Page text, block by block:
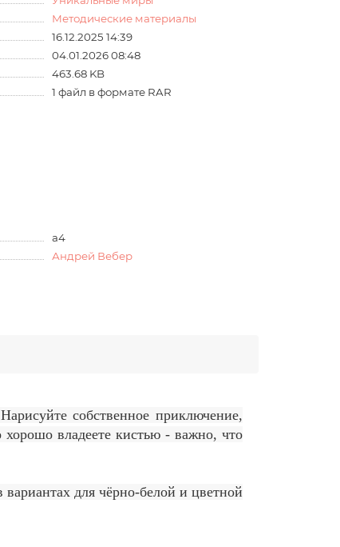
Методические материалы
16.12.2025 14:39
04.01.2026 08:48
463.68 KB
1 файл в формате RAR
а4
Андрей Вебер
собственное приключение,
хорошо владеете кистью - важно, что
для чёрно-белой и цветной